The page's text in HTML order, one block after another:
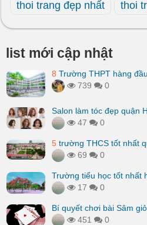
thoi trang đẹp nhất
thoi
list mới cập nhật
8 Trường THPT hàng
739
0
Salon làm tóc đẹp quận
47
0
5 trường THCS tốt nhất
69
0
Trường tiểu học tốt nhất
17
0
Bí quyết chơi bài Sâm
451
0